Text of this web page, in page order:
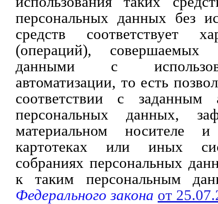
персональных данных без
средств соответствует
(операций), совершаемых
данными с
автоматизации, то есть
соответствии с заданным
персональных данных,
материальном носителе
картотеках или иных
собраниях персональных
к таким персональным
Федерального закона от